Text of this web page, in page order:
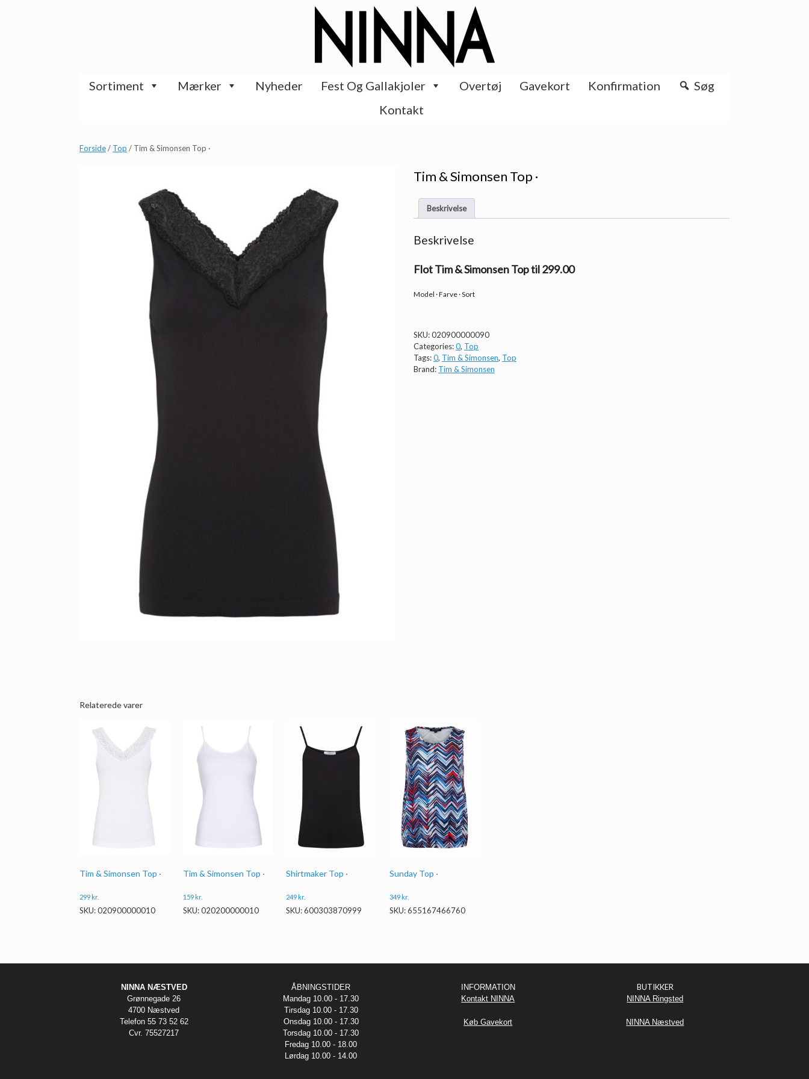
Sortiment Mærker Nyheder Fest Og Gallakjoler Overtøj Gavekort Konfirmation
Søg
Kontakt
Forside/ Top / Tim & Simonsen Top ·
Tim & Simonsen Top ·
Beskrivelse
Beskrivelse
Flot Tim & Simonsen Top til 299.00
Model · Farve · Sort
SKU:020900000090
Categories:0, Top
Tags:0, Tim & Simonsen, Top
Brand: Tim & Simonsen
Relaterede varer
Tim & Simonsen Top ·
299kr.
SKU: 020900000010
Tim & Simonsen Top ·
159kr.
SKU: 020200000010
Shirtmaker Top ·
249kr.
SKU: 600303870999
Sunday Top ·
349kr.
SKU: 655167466760
NINNA NÆSTVED
Grønnegade 26
4700 Næstved
Telefon 55 73 52 62
Cvr. 75527217
ÅBNINGSTIDER
Mandag 10.00 - 17.30
Tirsdag 10.00 - 17.30
Onsdag 10.00 - 17.30
Torsdag 10.00 - 17.30
Fredag 10.00 - 18.00
Lørdag 10.00 - 14.00
INFORMATION
Kontakt NINNA
Køb Gavekort
BUTIKKER
NINNA Ringsted
NINNA Næstved